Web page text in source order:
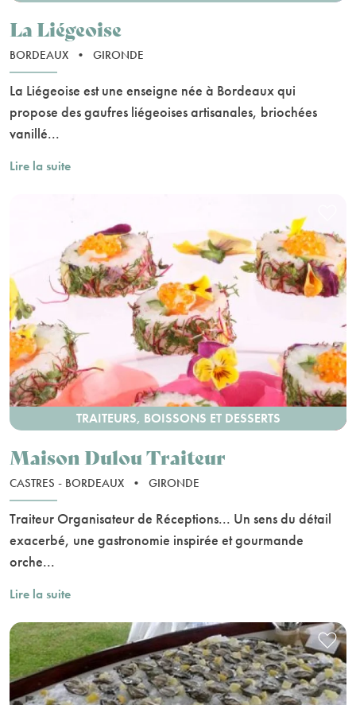
La Liégeoise
BORDEAUX • GIRONDE
La Liégeoise est une enseigne née à Bordeaux qui
propose des gaufres liégeoises artisanales, briochées
vanillé...
Lire la suite
TRAITEURS, BOISSONS ET DESSERTS
Maison Dulou Traiteur
CASTRES - BORDEAUX • GIRONDE
Traiteur Organisateur de Réceptions... Un sens du détail
exacerbé, une gastronomie inspirée et gourmande
orche...
Lire la suite